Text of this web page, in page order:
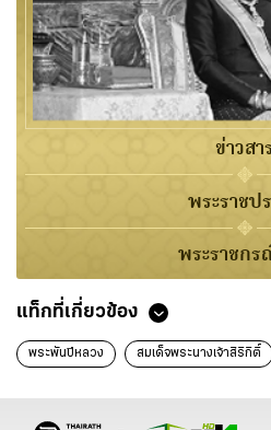
ข่าวสา
พระราชป
พระราชก
แท็กที่เกี่ยวข้อง
พระพันปีหลวง สมเด็จพระนางเจ้าสิริกิติ์